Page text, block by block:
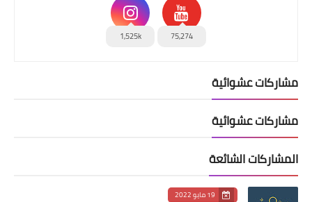
75,274
1,525k
مشاركات عشوائية
مشاركات عشوائية
المشاركات الشائعة
19 مايو 2022